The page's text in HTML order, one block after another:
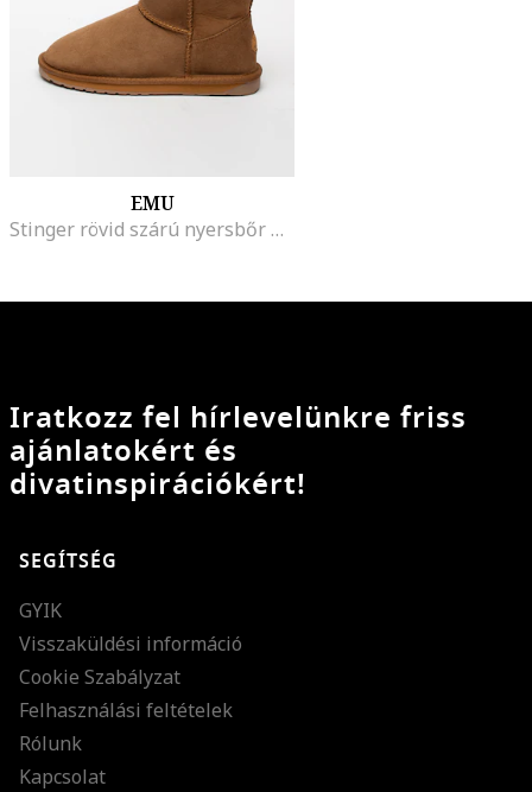
EMU
Stinger rövid szárú nyersbőr bakancs
Iratkozz fel hírlevelünkre friss
ajánlatokért és
divatinspirációkért!
SEGÍTSÉG
GYIK
Visszaküldési információ
Cookie Szabályzat
Felhasználási feltételek
Rólunk
Kapcsolat